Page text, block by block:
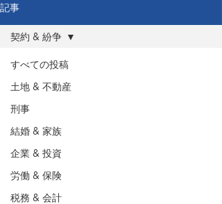
記事
すべての投稿
土地 & 不動産
刑事
結婚 & 家族
企業 & 投資
労働 & 保険
税務 & 会計
契約 & 紛争